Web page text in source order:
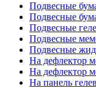
Подвесные
Подвесные
Подвесные
Подвесные
Подвесные
На дефлектор
На дефлектор
На панель